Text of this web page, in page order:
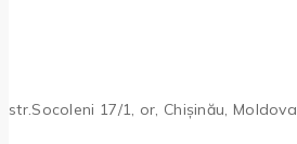
str.Socoleni 17/1, or, Chișinău, Moldova